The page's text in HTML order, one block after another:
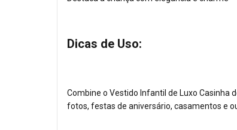
Dicas de Uso:
Combine o Vestido Infantil de Luxo Casinha
fotos, festas de aniversário, casamentos e